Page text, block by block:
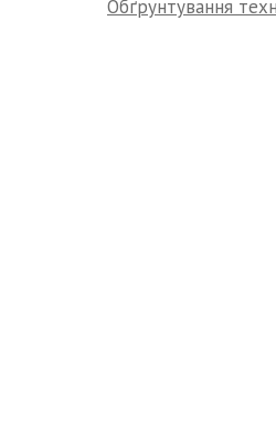
Обґрунтування